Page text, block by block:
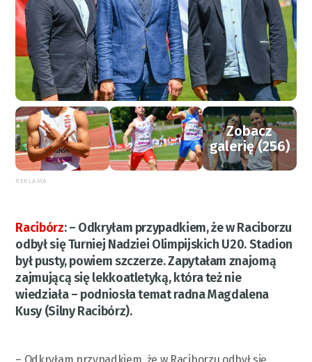
Zobacz
galerię (256)
REKLAMA
Racibórz:– Odkryłam przypadkiem, że w Raciborzu
odbył się Turniej Nadziei Olimpijskich U20. Stadion
był pusty, powiem szczerze. Zapytałam znajomą
zajmującą się lekkoatletyką, która też nie
wiedziała – podniosła temat radna Magdalena
Kusy (Silny Racibórz).